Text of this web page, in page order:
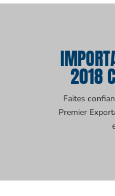
2018
Faites
Premier